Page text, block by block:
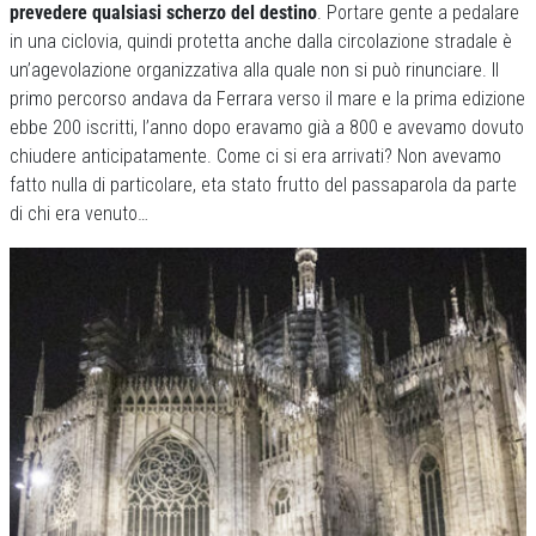
prevedere qualsiasi scherzo del destino. Portare gente a pedalare
in una ciclovia, quindi protetta anche dalla circolazione stradale è
un’agevolazione organizzativa alla quale non si può rinunciare. Il
primo percorso andava da Ferrara verso il mare e la prima edizione
ebbe 200 iscritti, l’anno dopo eravamo già a 800 e avevamo dovuto
chiudere anticipatamente. Come ci si era arrivati? Non avevamo
fatto nulla di particolare, eta stato frutto del passaparola da parte
di chi era venuto…